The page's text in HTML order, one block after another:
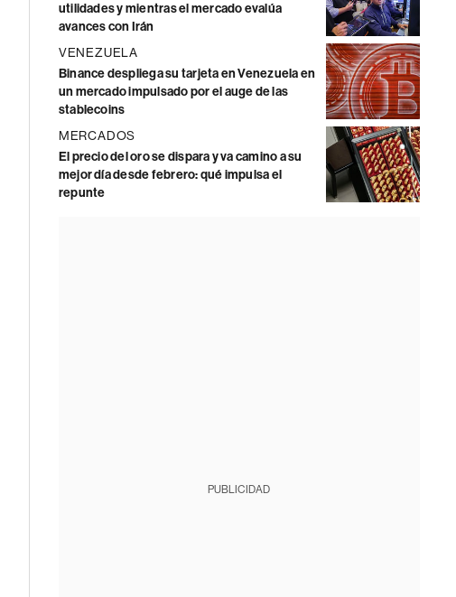
utilidades y mientras el mercado evalúa
avances con Irán
VENEZUELA
Binance despliega su tarjeta en Venezuela en
un mercado impulsado por el auge de las
stablecoins
MERCADOS
El precio del oro se dispara y va camino a su
mejor día desde febrero: qué impulsa el
repunte
PUBLICIDAD